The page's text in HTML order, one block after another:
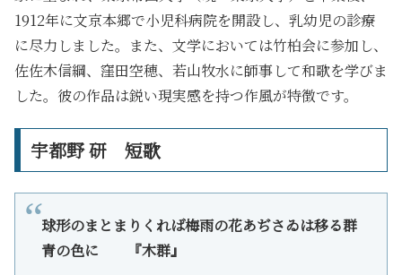
1912年に文京本郷で小児科病院を開設し、乳幼児の診療
に尽力しました。また、文学においては竹柏会に参加し、
佐佐木信綱、窪田空穂、若山牧水に師事して和歌を学びま
した。彼の作品は鋭い現実感を持つ作風が特徴です。
宇都野 研 短歌
球形のまとまりくれば梅雨の花あぢさゐは移る群
青の色に 『木群』